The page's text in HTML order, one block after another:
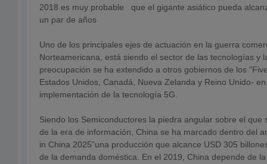
2018 es muy probable que el gigante asiático pueda
un par de años
Uno de los principales ejes de actuación en la guerra
Norteamericana, está siendo el sector de las tecnologías y
preocupación se ha extendido a otros gobiernos de los
Estados Unidos, Canadá, Nueva Zelanda y Reino Unido-
implementación de la tecnología 5G.
Siendo los Semiconductores la piedra angular sobre el que
de la era de información, China se ha marcado dentro del
in China 2025”una producción que alcance USD 305
de la demanda doméstica. En el 2019, China depende de